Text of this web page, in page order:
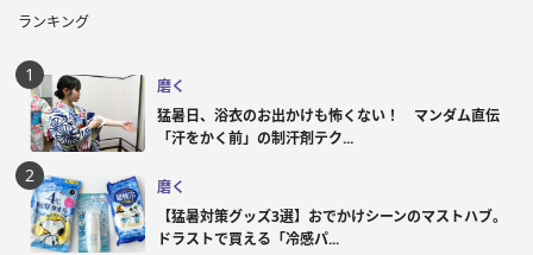
ランキング
磨く
猛暑日、浴衣のお出かけも怖くない！ マンダム直伝
「汗をかく前」の制汗剤テク...
磨く
【猛暑対策グッズ3選】おでかけシーンのマストハブ。
ドラストで買える「冷感パ...